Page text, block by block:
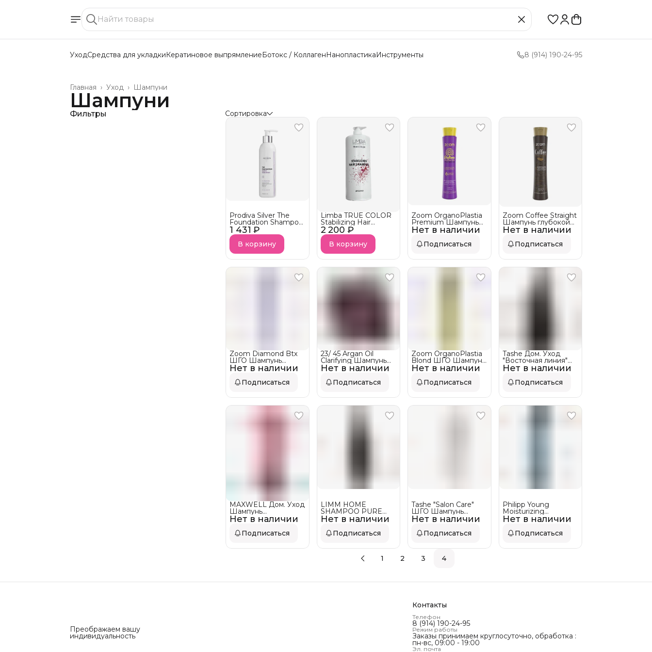
УходСредства для укладкиКератиновое выпрямлениеБотокс / КоллагенНанопластикаИнструменты 8 (914) 190-24-95
Шампуни
Уход ›
Главная ›
Шампуни
Фильтры Сортировка
1 431 ₽
Prodiva Silver The
Foundation Shampoo
- Шампунь
серебристый
тонирующий
В корзину
2 200 ₽
Limba TRUE COLOR
Stabilizing Hair
Shampoo
Стабилизирующий
шампунь
В корзину
Нет в наличии
Zoom OrganoPlastia
Premium Шампунь
глубокой очистки
Подписаться
Нет в наличии
Zoom Coffee Straight
Шампунь глубокой
очистки
Подписаться
Нет в наличии
Zoom Diamond Btx
ШГО Шампунь
глубокой очистки
Подписаться
Нет в наличии
23/ 45 Argan Oil
Clarifying Шампунь
МЕЛКИЙ ОПТ 10 шт
4200 р.)
Подписаться
Нет в наличии
Zoom OrganoPlastia
Blond ШГО Шампунь
глубокой очистки
Подписаться
Нет в наличии
Tashe Дом. Уход
"Восточная линия"
Шампунь-детокс для
Подписаться
Нет в наличии
MAXWELL Дом. Уход
Шампунь
Увлажняющий Result
Shampoo АКЦИЯ!
Снятие с продаж
Подписаться
Нет в наличии
LIMM HOME
SHAMPOO PURE
MOISTURE Шампунь
увлажняющий
Подписаться
Нет в наличии
Tashe "Salon Care"
ШГО Шампунь
глубокой очистки PH
8,0 - 8,5
Подписаться
Нет в наличии
Philipp Young
Moisturizing
Шампунь
Увлажняющий c
кератином
Подписаться
1 2 3 4
Преображаем вашу
индивидуальность
Контакты
Телефон
8 (914) 190-24-95
Режим работы
Заказы принимаем круглосуточно, обработка :
пн-вс, 09:00 - 19:00
Эл. почта